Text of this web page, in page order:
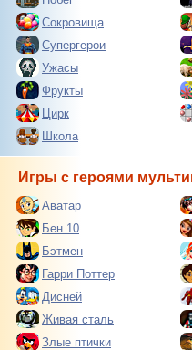
Сокровища
Супергерои
Ужасы
Фрукты
Цирк
Школа
Игры с героями
Аватар
Бен 10
Бэтмен
Гарри Поттер
Дисней
Живая сталь
Злые птички